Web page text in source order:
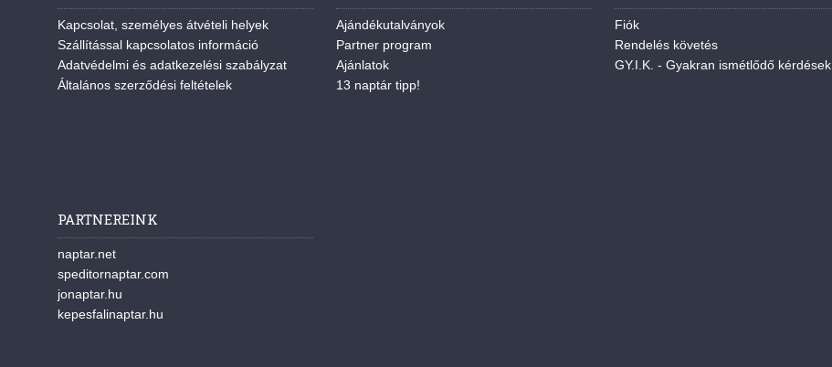
Kapcsolat, személyes átvételi helyek
Szállítással kapcsolatos információ
Adatvédelmi és adatkezelési szabályzat
Általános szerződési feltételek
Ajándékutalványok
Partner program
Ajánlatok
13 naptár tipp!
Fiók
Rendelés követés
GY.I.K. - Gyakran ismétlődő kérdések
PARTNEREINK
naptar.net
speditornaptar.com
jonaptar.hu
kepesfalinaptar.hu